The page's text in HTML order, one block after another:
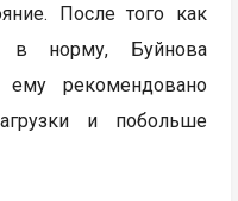
После того как
в норму, Буйнова
ему рекомендовано
и побольше